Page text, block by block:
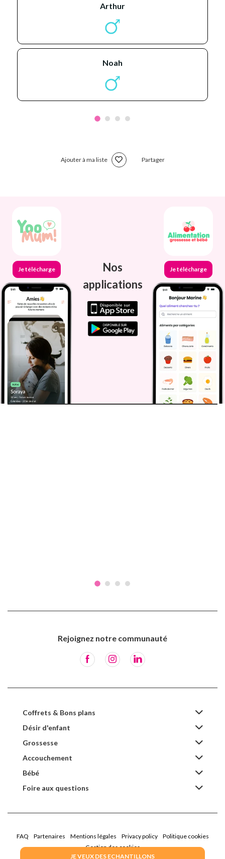
JE VEUX DES ECHANTILLONS
arthur
noah
Ajouter à ma liste Partager
Je télécharge
Nos
applications
Je télécharge
Rejoignez notre communauté
Coffrets & Bons plans
Désir d'enfant
Grossesse
Accouchement
Bébé
Foire aux questions
FAQ Partenaires Mentions légales Privacy policy
Politique cookies
Gestion des cookies